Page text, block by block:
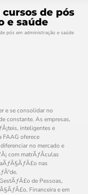
cursos de pós
e saúde
pós em administração e saúde
e se consolidar no
constante. As empresas,
inteligentes e
FAAG oferece
no mercado e
com matrÃƒÂ­culas
nas
de Pessoas,
Financeira e em